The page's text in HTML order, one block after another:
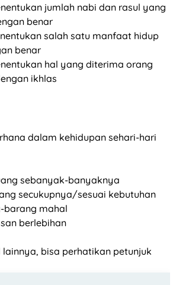
jumlah nabi dan rasul yang
benar
salah satu manfaat hidup
benar
hal yang diterima orang
ikhlas
dalam kehidupan sehari-hari
sebanyak-banyaknya
secukupnya/sesuai kebutuhan
barang mahal
berlebihan
bisa perhatikan petunjuk